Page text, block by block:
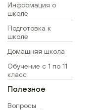
Информация о
школе
Подготовка к
школе
Домашняя школа
Обучение с 1 по 11
класс
Полезное
Вопросы